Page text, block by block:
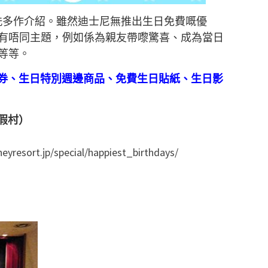
作介紹。雖然迪士尼無推出生日免費嘅優
唔同主題，例如係為親友帶嚟驚喜、成為當日
等。
生日特別週邊商品、免費生日貼紙、生日影
）
special/happiest_birthdays/